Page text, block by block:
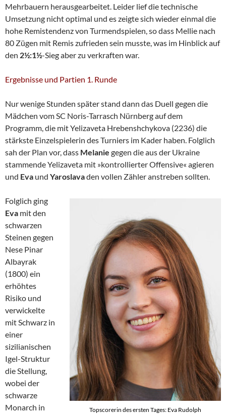
Mehrbauern herausgearbeitet. Leider lief die technische
Umsetzung nicht optimal und es zeigte sich wieder einmal die
hohe Remistendenz von Turmendspielen, so dass Mellie nach
80 Zügen mit Remis zufrieden sein musste, was im Hinblick auf
den 2½:1½-Sieg aber zu verkraften war.
Ergebnisse und Partien 1. Runde
Nur wenige Stunden später stand dann das Duell gegen die
Mädchen vom SC Noris-Tarrasch Nürnberg auf dem
Programm, die mit Yelizaveta Hrebenshchykova (2236) die
stärkste Einzelspielerin des Turniers im Kader haben. Folglich
sah der Plan vor, dass Melanie gegen die aus der Ukraine
stammende Yelizaveta mit »kontrollierter Offensive« agieren
und Eva und Yaroslavaden vollen Zähler anstreben sollten.
Topscorerin des ersten Tages: Eva Rudolph
Folglich ging
Eva mit den
schwarzen
Steinen gegen
Nese Pinar
Albayrak
(1800) ein
erhöhtes
Risiko und
verwickelte
mit Schwarz in
einer
sizilianischen
Igel-Struktur
die Stellung,
wobei der
schwarze
Monarch in